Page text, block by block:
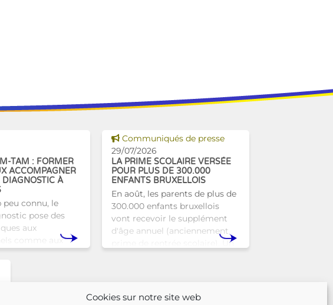
Cookies sur notre site web
TAM : FORMER
ACCOMPAGNER
À
peu connu, le
pose des
aux
comme aux
une réponse
Voir cette news
Communiqués de presse
29/07/2026
LA PRIME SCOLAIRE VERSÉE
POUR PLUS DE 300.000
ENFANTS BRUXELLOIS
En août, les parents de plus de
300.000 enfants bruxellois
vont recevoir le supplément
d'âge annuel (anciennement
prime de rentrée scolaire). Un